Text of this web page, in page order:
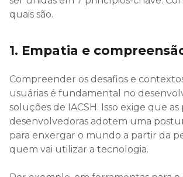
quais são.
1. Empatia e
Compreender os desafios e
usuárias é fundamental no
soluções de IACSH. Isso exige que as
desenvolvedoras adotem uma
para enxergar o mundo a partir da
quem vai utilizar a tecnologia.